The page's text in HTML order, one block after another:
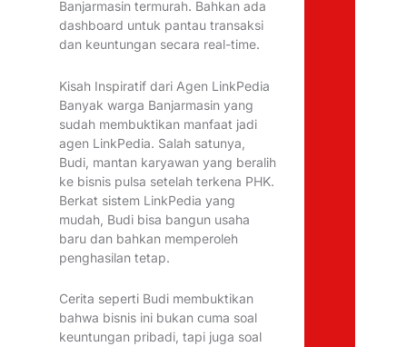
Banjarmasin termurah. Bahkan ada
dashboard untuk pantau transaksi
dan keuntungan secara real-time.
Kisah Inspiratif dari Agen LinkPedia
Banyak warga Banjarmasin yang
sudah membuktikan manfaat jadi
agen LinkPedia. Salah satunya,
Budi, mantan karyawan yang beralih
ke bisnis pulsa setelah terkena PHK.
Berkat sistem LinkPedia yang
mudah, Budi bisa bangun usaha
baru dan bahkan memperoleh
penghasilan tetap.
Cerita seperti Budi membuktikan
bahwa bisnis ini bukan cuma soal
keuntungan pribadi, tapi juga soal